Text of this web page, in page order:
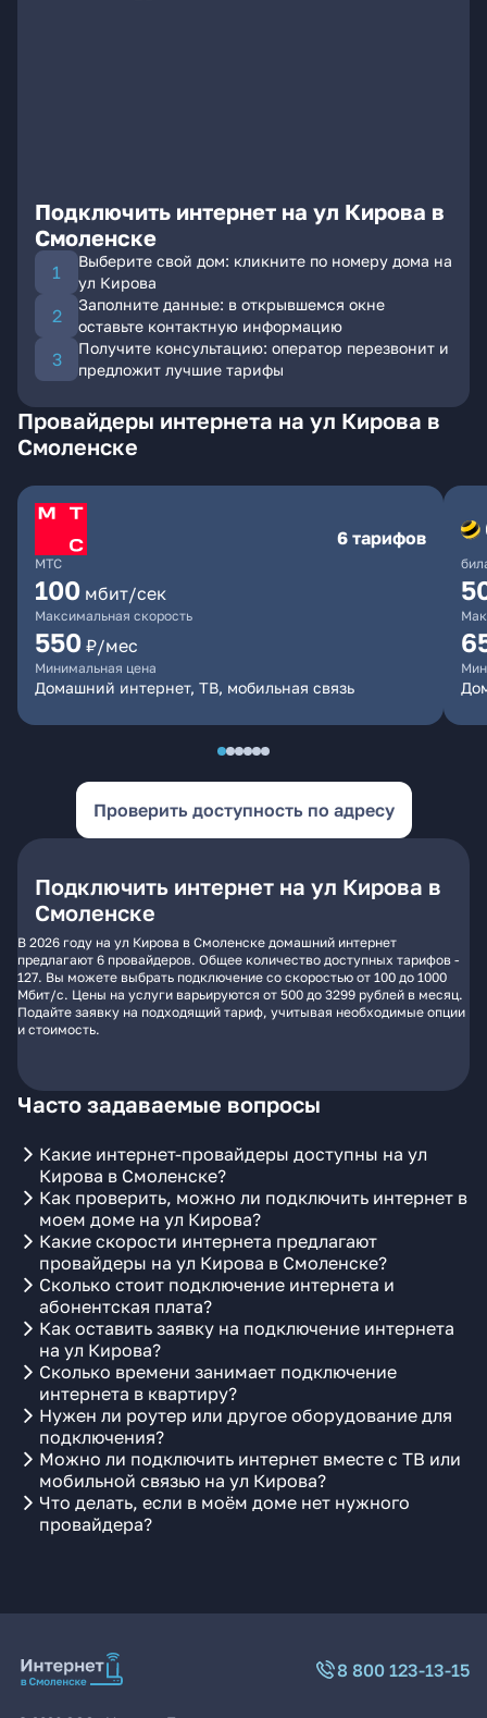
Подключить интернет на ул Кирова в
Смоленске
Выберите свой дом: кликните по номеру дома на
ул Кирова
Заполните данные: в открывшемся окне
оставьте контактную информацию
Получите консультацию: оператор перезвонит и
предложит лучшие тарифы
Провайдеры интернета на ул Кирова в
Смоленске
МТС
6 тарифов
100 мбит/сек
Максимальная скорость
550 ₽/мес
Минимальная цена
Домашний интернет, ТВ, мобильная связь
Проверить доступность по адресу
Подключить интернет на ул Кирова в
Смоленске
В 2026 году на ул Кирова в Смоленске домашний интернет
предлагают 6 провайдеров. Общее количество доступных тарифов -
127. Вы можете выбрать подключение со скоростью от 100 до 1000
Мбит/с. Цены на услуги варьируются от 500 до 3299 рублей в месяц.
Подайте заявку на подходящий тариф, учитывая необходимые опции
и стоимость.
Часто задаваемые вопросы
Какие интернет-провайдеры доступны на ул
Кирова в Смоленске?
Как проверить, можно ли подключить интернет в
моем доме на ул Кирова?
Какие скорости интернета предлагают
провайдеры на ул Кирова в Смоленске?
Сколько стоит подключение интернета и
абонентская плата?
Как оставить заявку на подключение интернета
на ул Кирова?
Сколько времени занимает подключение
интернета в квартиру?
Нужен ли роутер или другое оборудование для
подключения?
Можно ли подключить интернет вместе с ТВ или
мобильной связью на ул Кирова?
Что делать, если в моём доме нет нужного
провайдера?
8 800 123-13-15